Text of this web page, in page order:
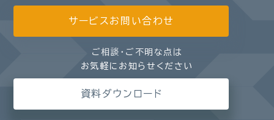
サービスお問い合わせ
ご相談・ご不明な点は
お気軽にお知らせください
資料ダウンロード